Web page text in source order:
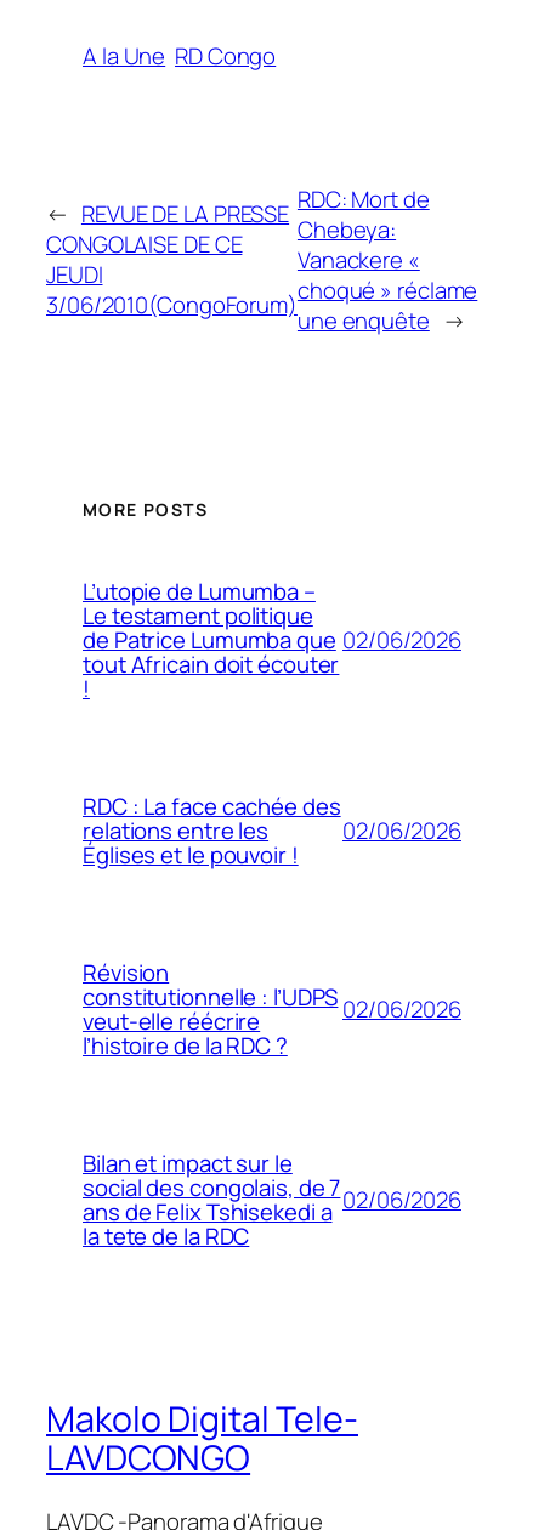
A la Une RD Congo
← REVUE DE LA PRESSE
CONGOLAISE DE CE
JEUDI
3/06/2010(CongoForum)
RDC: Mort de
Chebeya:
Vanackere «
choqué » réclame
une enquête →
MORE POSTS
L’utopie de Lumumba –
Le testament politique
de Patrice Lumumba que
tout Africain doit écouter
!
02/06/2026
RDC : La face cachée des
relations entre les
Églises et le pouvoir !
02/06/2026
Révision
constitutionnelle : l’UDPS
veut-elle réécrire
l’histoire de la RDC ?
02/06/2026
Bilan et impact sur le
social des congolais, de 7
ans de Felix Tshisekedi a
la tete de la RDC
02/06/2026
Makolo Digital Tele-
LAVDCONGO
LAVDC -Panorama d'Afrique